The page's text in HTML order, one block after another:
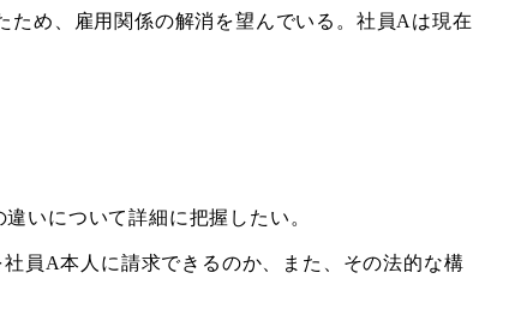
ため、雇用関係の解消を望んでいる。社員Aは現在
いについて詳細に把握したい。
員A本人に請求できるのか、また、その法的な構